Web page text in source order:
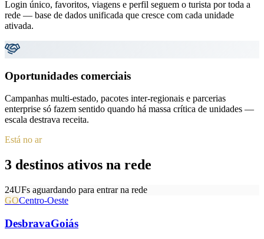
Login único, favoritos, viagens e perfil seguem o turista por toda a
rede — base de dados unificada que cresce com cada unidade
ativada.
Oportunidades comerciais
Campanhas multi-estado, pacotes inter-regionais e parcerias
enterprise só fazem sentido quando há massa crítica de unidades —
escala destrava receita.
Está no ar
3 destinos ativos na rede
24UFs aguardando para entrar na rede
GOCentro-Oeste
DesbravaGoiás